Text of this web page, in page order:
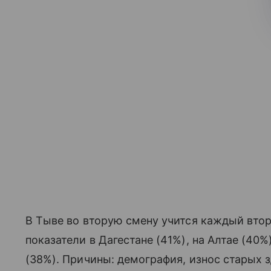
В Тыве во вторую смену учится каждый
показатели в Дагестане (41%), на Алтае
(38%). Причины: демография, износ старых